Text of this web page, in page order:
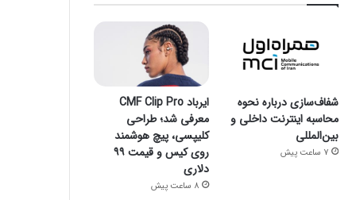
شفاف‌سازی درباره نحوه
محاسبه اینترنت داخلی و
بین‌المللی
7 ساعت پیش
ایرباد CMF Clip Pro
معرفی شد؛ طراحی
کلیپسی، پیچ هوشمند
روی کیس و قیمت ۹۹
دلاری
8 ساعت پیش